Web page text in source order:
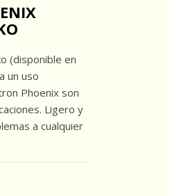
(disponible en
un uso
Phoenix son
Ligero y
a cualquier